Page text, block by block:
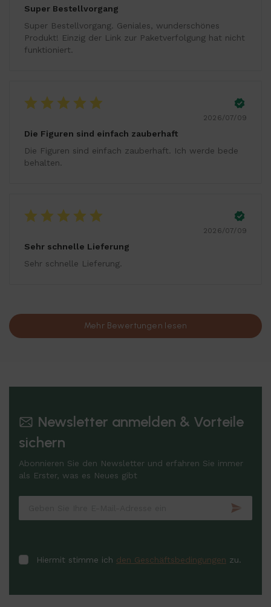
Super Bestellvorgang
Super Bestellvorgang. Geniales, wunderschönes
Produkt! Einzig der Link zur Paketverfolgung hat nicht
funktioniert.
2026/07/09
Die Figuren sind einfach zauberhaft
Die Figuren sind einfach zauberhaft. Ich werde bede
behalten.
2026/07/09
Sehr schnelle Lieferung
Sehr schnelle Lieferung.
Mehr Bewertungen lesen
Newsletter anmelden & Vorteile
sichern
Abonnieren Sie den Newsletter und erfahren Sie immer
als Erster, was es Neues gibt
Hiermit stimme ich den Geschäftsbedingungen zu.